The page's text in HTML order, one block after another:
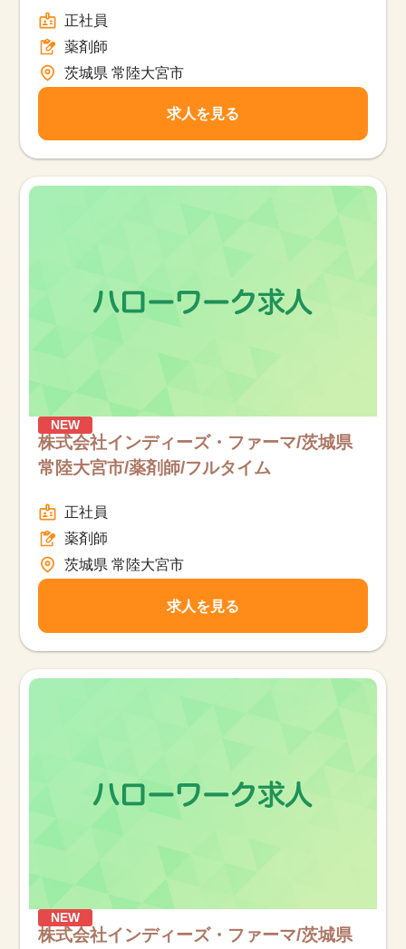
正社員
薬剤師
茨城県 常陸大宮市
求人を見る
NEW
株式会社インディーズ・ファーマ/茨城県
常陸大宮市/薬剤師/フルタイム
正社員
薬剤師
茨城県 常陸大宮市
求人を見る
NEW
株式会社インディーズ・ファーマ/茨城県